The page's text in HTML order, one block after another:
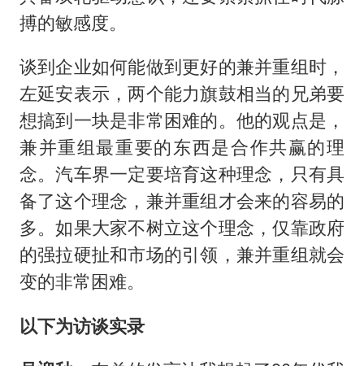
搏的敏感度。
谈到企业如何能做到更好的兼并重组时，
左延安表示，两个能力旗鼓相当的兄弟要
想搞到一块是非常困难的。他的观点是，
兼并重组最重要的东西是合作共赢的理
念。汽车界一定要培育这种理念，只有具
备了这个理念，兼并重组才会来的容易的
多。如果大家不树立这个理念，仅靠政府
的强拉硬扯和市场的引领，兼并重组就会
变的非常困难。
以下为访谈实录